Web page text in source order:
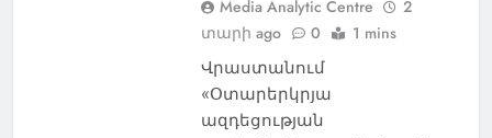
Media Analytic Centre
2
տարի ago
0 1 mins
Վրաստանում
«Օտարերկրյա
ազդեցության